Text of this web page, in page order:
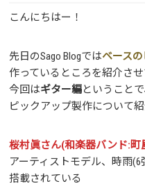
こんにちはー！
先日のSago Blogではベース
作っているところを紹介させ
今回はギター編ということ
ピックアップ製作について紹
桜村眞さん(和楽器バンド:町
アーティストモデル、時雨(6
搭載されている